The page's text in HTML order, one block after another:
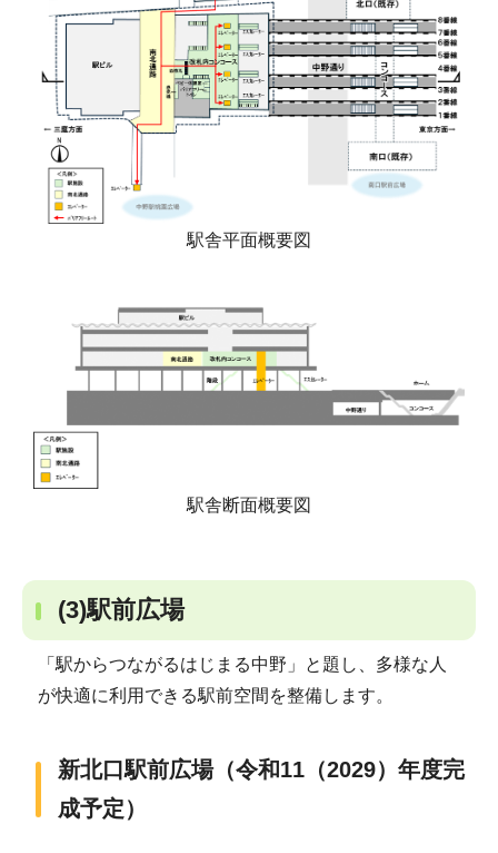
駅舎平面概要図
駅舎断面概要図
(3)駅前広場
「駅からつながるはじまる中野」と題し、多様な人
が快適に利用できる駅前空間を整備します。
新北口駅前広場（令和11（2029）年度完
成予定）